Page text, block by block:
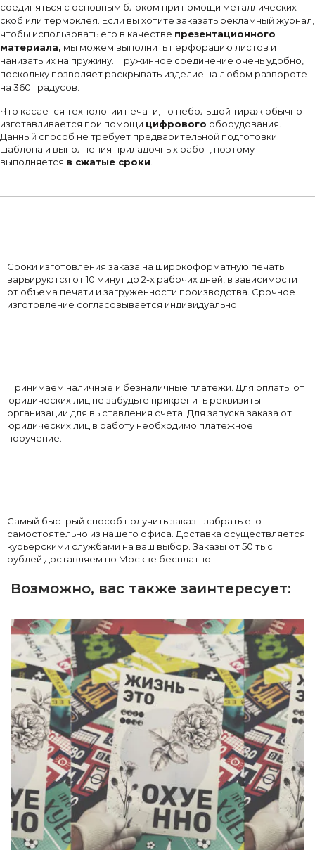
соединяться с основным блоком при помощи металлических
скоб или термоклея. Если вы хотите заказать рекламный журнал,
чтобы использовать его в качестве презентационного
материала, мы можем выполнить перфорацию листов и
нанизать их на пружину. Пружинное соединение очень удобно,
поскольку позволяет раскрывать изделие на любом развороте
на 360 градусов.
Что касается технологии печати, то небольшой тираж обычно
изготавливается при помощи цифрового оборудования.
Данный способ не требует предварительной подготовки
шаблона и выполнения приладочных работ, поэтому
выполняется в сжатые сроки
Сроки изготовления заказа на широкоформатную печать
варьируются от 10 минут до 2-х рабочих дней, в зависимости
от объема печати и загруженности производства. Срочное
изготовление согласовывается индивидуально.
Принимаем наличные и безналичные платежи. Для оплаты от
юридических лиц не забудьте прикрепить реквизиты
организации для выставления счета. Для запуска заказа от
юридических лиц в работу необходимо платежное
поручение.
Самый быстрый способ получить заказ - забрать его
самостоятельно из нашего офиса. Доставка осуществляется
курьерскими службами на ваш выбор. Заказы от 50 тыс.
рублей доставляем по Москве бесплатно.
Возможно, вас также заинтересует: